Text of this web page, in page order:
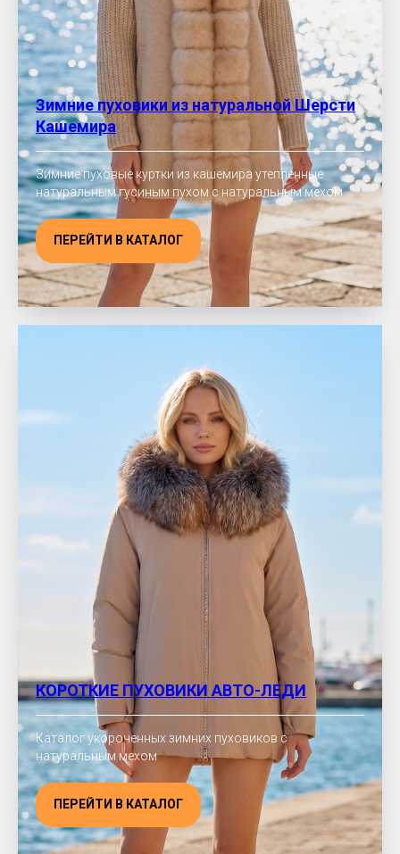
Зимние пуховики из натуральной Шерсти
Кашемира
Зимние пуховые куртки из кашемира утепленные
натуральным гусиным пухом с натуральным мехом
ПЕРЕЙТИ В КАТАЛОГ
КОРОТКИЕ ПУХОВИКИ АВТО-ЛЕДИ
Каталог укороченных зимних пуховиков с
натуральным мехом
ПЕРЕЙТИ В КАТАЛОГ